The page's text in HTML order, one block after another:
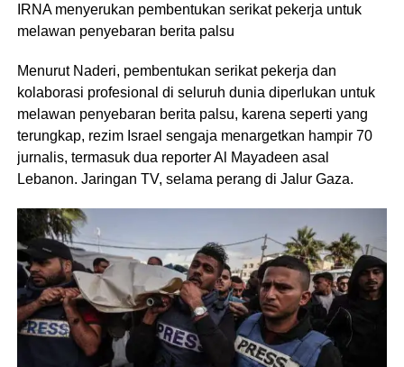
IRNA menyerukan pembentukan serikat pekerja untuk
melawan penyebaran berita palsu
Menurut Naderi, pembentukan serikat pekerja dan
kolaborasi profesional di seluruh dunia diperlukan untuk
melawan penyebaran berita palsu, karena seperti yang
terungkap, rezim Israel sengaja menargetkan hampir 70
jurnalis, termasuk dua reporter Al Mayadeen asal
Lebanon. Jaringan TV, selama perang di Jalur Gaza.